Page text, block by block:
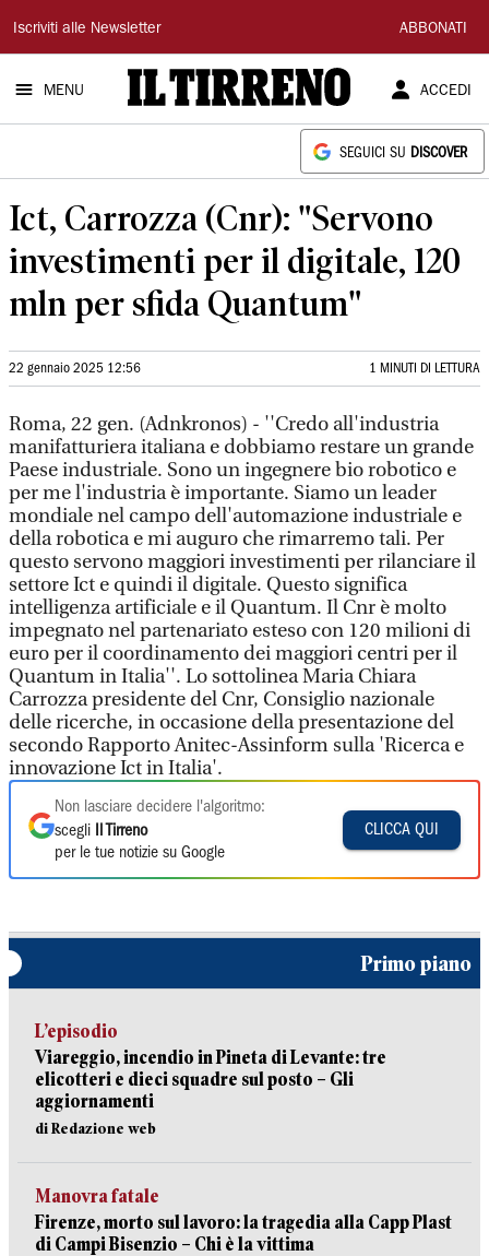
Il
Tirreno
Iscriviti alle Newsletter ABBONATI
MENU ACCEDI
SEGUICI SU DISCOVER
Ict, Carrozza (Cnr): "Servono
investimenti per il digitale, 120
mln per sfida Quantum"
22 gennaio 2025 12:56 1 MINUTI DI LETTURA
Roma, 22 gen. (Adnkronos) - ''Credo all'industria
manifatturiera italiana e dobbiamo restare un grande
Paese industriale. Sono un ingegnere bio robotico e
per me l'industria è importante. Siamo un leader
mondiale nel campo dell'automazione industriale e
della robotica e mi auguro che rimarremo tali. Per
questo servono maggiori investimenti per rilanciare il
settore Ict e quindi il digitale. Questo significa
intelligenza artificiale e il Quantum. Il Cnr è molto
impegnato nel partenariato esteso con 120 milioni di
euro per il coordinamento dei maggiori centri per il
Quantum in Italia''. Lo sottolinea Maria Chiara
Carrozza presidente del Cnr, Consiglio nazionale
delle ricerche, in occasione della presentazione del
secondo Rapporto Anitec-Assinform sulla 'Ricerca e
innovazione Ict in Italia'.
Non lasciare decidere l'algoritmo:
scegli
Il Tirreno
per le tue notizie su Google
CLICCA QUI
Primo piano
L’episodio
Viareggio, incendio in Pineta di Levante: tre
elicotteri e dieci squadre sul posto – Gli
aggiornamenti
di Redazione web
Manovra fatale
Firenze, morto sul lavoro: la tragedia alla Capp Plast
di Campi Bisenzio – Chi è la vittima